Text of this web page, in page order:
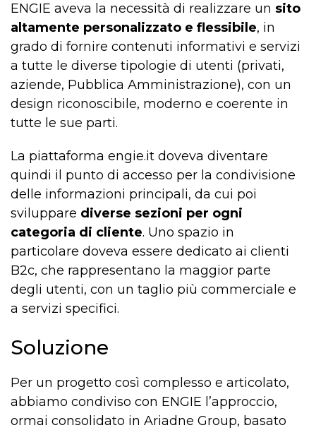
ENGIE aveva la necessità di realizzare un sito
altamente personalizzato e flessibile, in
grado di fornire contenuti informativi e servizi
a tutte le diverse tipologie di utenti (privati,
aziende, Pubblica Amministrazione), con un
design riconoscibile, moderno e coerente in
tutte le sue parti.
La piattaforma engie.it doveva diventare
quindi il punto di accesso per la condivisione
delle informazioni principali, da cui poi
sviluppare diverse sezioni per ogni
categoria di cliente. Uno spazio in
particolare doveva essere dedicato ai clienti
B2c, che rappresentano la maggior parte
degli utenti, con un taglio più commerciale e
a servizi specifici.
Soluzione
Per un progetto così complesso e articolato,
abbiamo condiviso con ENGIE l’approccio,
ormai consolidato in Ariadne Group, basato